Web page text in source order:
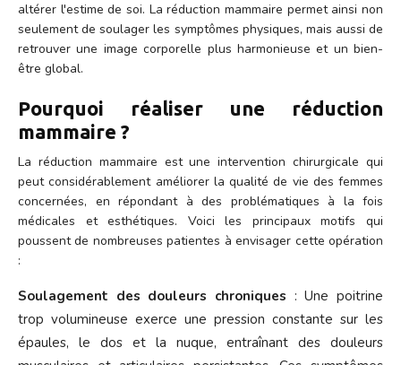
altérer l'estime de soi. La réduction mammaire permet ainsi non
seulement de soulager les symptômes physiques, mais aussi de
retrouver une image corporelle plus harmonieuse et un bien-
être global.
Pourquoi réaliser une réduction
mammaire ?
La réduction mammaire est une intervention chirurgicale qui
peut considérablement améliorer la qualité de vie des femmes
concernées, en répondant à des problématiques à la fois
médicales et esthétiques. Voici les principaux motifs qui
poussent de nombreuses patientes à envisager cette opération
:
Soulagement des douleurs chroniques : Une poitrine
trop volumineuse exerce une pression constante sur les
épaules, le dos et la nuque, entraînant des douleurs